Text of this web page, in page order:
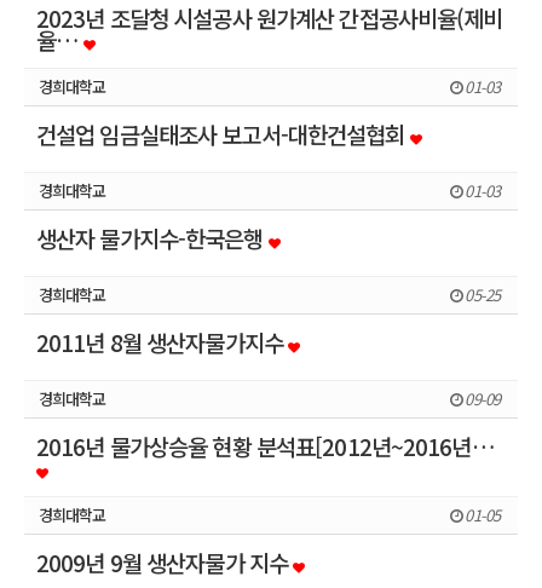
2023년 조달청 시설공사 원가계산 간접공사비율(제비
율…
경희대학교 01-03
건설업 임금실태조사 보고서-대한건설협회
경희대학교 01-03
생산자 물가지수-한국은행
경희대학교 05-25
2011년 8월 생산자물가지수
경희대학교 09-09
2016년 물가상승율 현황 분석표[2012년~2016년…
경희대학교 01-05
2009년 9월 생산자물가 지수